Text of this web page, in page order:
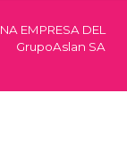
EMPRESA DEL
GrupoAslan SA